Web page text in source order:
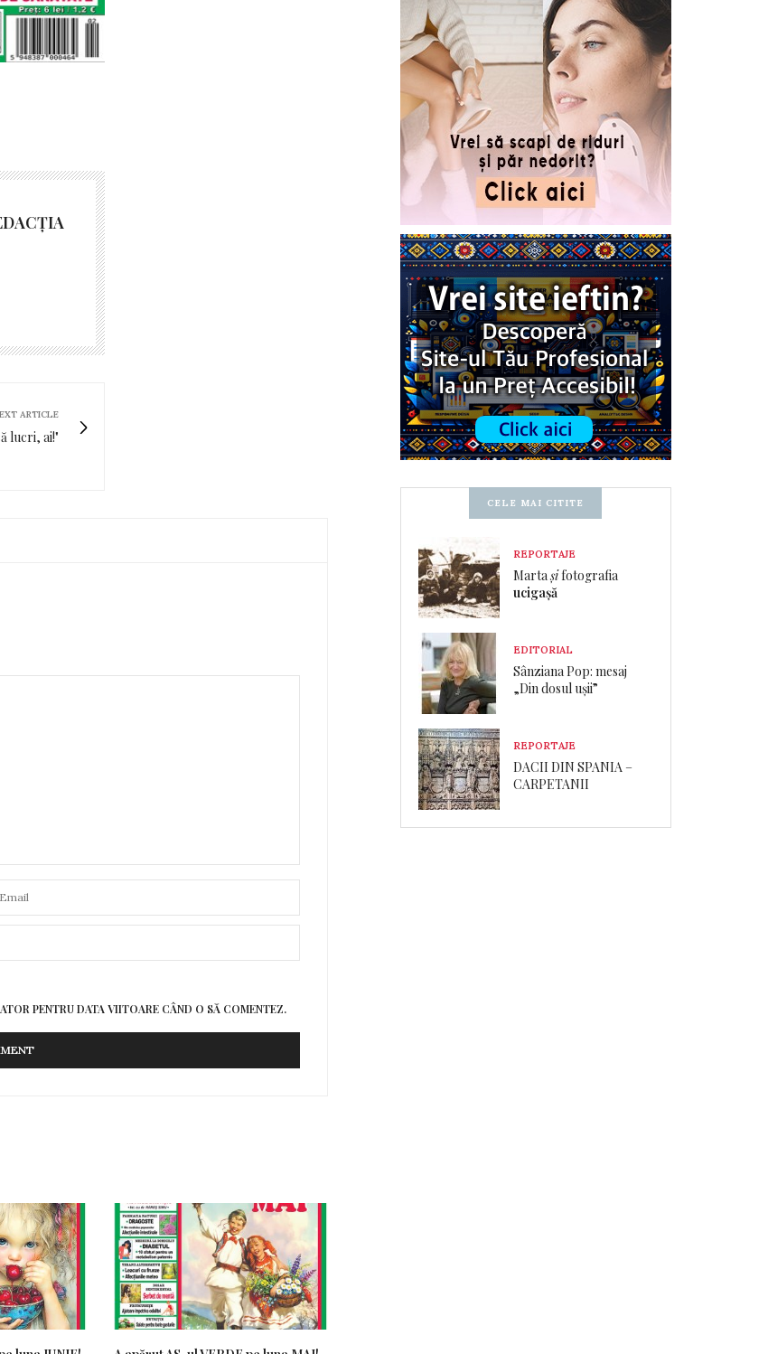
ARTICLE
lucri, ai!"
PENTRU DATA VIITOARE CÂND O SĂ COMENTEZ.
CELE MAI CITITE
REPORTAJE
Martașifotografia
ucigașă
EDITORIAL
Sânziana Pop: mesaj
„Din dosul ușii”
REPORTAJE
DACII DIN SPANIA –
CARPETANII